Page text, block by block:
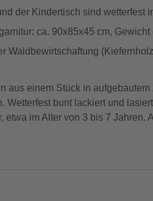
der Kindertisch sind wetterfest
ca. 90x85x45 cm, Gewicht
Waldbewirtschaftung
aus einem Stück in
Wetterfest bunt lackiert und
etwa im Alter von 3 bis 7 Jahren.